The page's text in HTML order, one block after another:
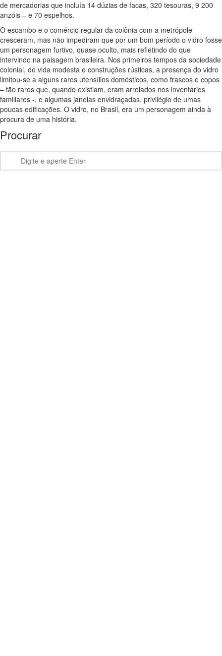
de mercadorias que incluía 14 dúzias de facas, 320 tesouras, 9 200
anzóis – e 70 espelhos.
O escambo e o comércio regular da colônia com a metrópole
cresceram, mas não impediram que por um bom período o vidro fosse
um personagem furtivo, quase oculto, mais refletindo do que
intervindo na paisagem brasileira. Nos primeiros tempos da sociedade
colonial, de vida modesta e construções rústicas, a presença do vidro
limitou-se a alguns raros utensílios domésticos, como frascos e copos
– tão raros que, quando existiam, eram arrolados nos inventários
familiares -, e algumas janelas envidraçadas, privilégio de umas
poucas edificações. O vidro, no Brasil, era um personagem ainda à
procura de uma história.
Procurar